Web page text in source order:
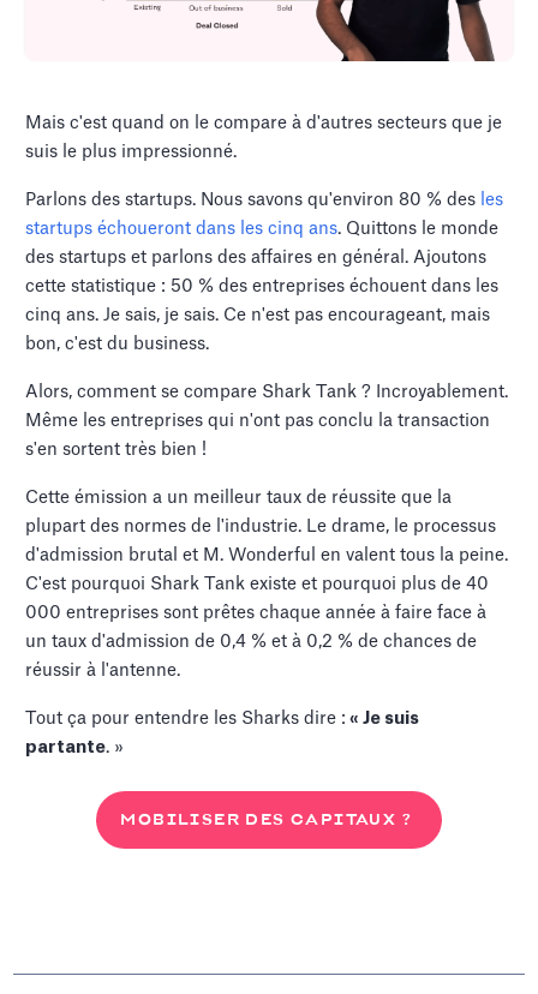
Mais c'est quand on le compare à d'autres secteurs que je
suis le plus impressionné.
Parlons des startups. Nous savons qu'environ 80 % des les
startups échoueront dans les cinq ans. Quittons le monde
des startups et parlons des affaires en général. Ajoutons
cette statistique : 50 % des entreprises échouent dans les
cinq ans. Je sais, je sais. Ce n'est pas encourageant, mais
bon, c'est du business.
Alors, comment se compare Shark Tank ? Incroyablement.
Même les entreprises qui n'ont pas conclu la transaction
s'en sortent très bien !
Cette émission a un meilleur taux de réussite que la
plupart des normes de l'industrie. Le drame, le processus
d'admission brutal et M. Wonderful en valent tous la peine.
C'est pourquoi Shark Tank existe et pourquoi plus de 40
000 entreprises sont prêtes chaque année à faire face à
un taux d'admission de 0,4 % et à 0,2 % de chances de
réussir à l'antenne.
Tout ça pour entendre les Sharks dire : « Je suis
partante. »
MOBILISER DES CAPITAUX ?